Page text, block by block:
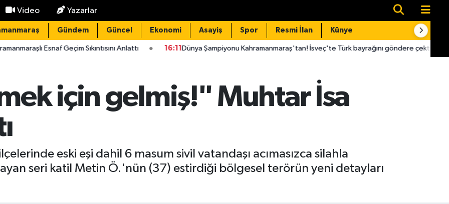
Video Yazarlar
Gündem Güncel Ekonomi Asayiş Spor Resmi İlan Künye
Geçim Sıkıntısını Anlattı 16:11Dünya Şampiyonu Kahramanmaraş'tan! İsveç'te Türk bayrağını göndere çektirdi 16:07
için gelmiş!" Muhtar İsa
eski eşi dahil 6 masum sivil vatandaşı acımasızca silahla
seri katil Metin Ö.'nün (37) estirdiği bölgesel terörün yeni detayları